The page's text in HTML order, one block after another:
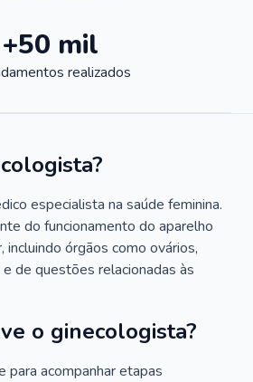
+50 mil
realizados
especialista na saúde feminina.
do funcionamento do aparelho
incluindo órgãos como ovários,
de questões relacionadas às
o ginecologista?
para acompanhar etapas